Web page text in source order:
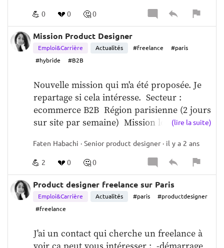
💪 0 💔 0 🤔0
Mission Product Designer
Emploi&Carrière Actualités #freelance
#paris
#hybride
#B2B
Nouvelle mission qui m'a été proposée. Je
repartage si cela intéresse.  Secteur :
ecommerce B2B  Région parisienne (2 jours
sur site par semaine)  Mission longue :
: Septembre
  Responsabilités principales :
Compréhension du marché et des
utilisateurs   Génération de concepts et
idées produit  Conception de wireframes,
maquettes et prototypes  Collaboration
interfonctionnelle en binôme avec un.e PM
Conception visuelle  Suivi des tendances et
(lire la suite)
Faten Habachi · Senior product designer · il y a 2 ans
💪 2 💔 0 🤔0
Product designer freelance sur Paris
Emploi&Carrière Actualités #paris
#productdesigner
#freelance
J'ai un contact qui cherche un freelance à